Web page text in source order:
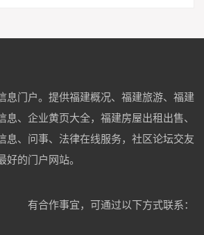
息门户。提供福建概况、福建旅游、福建
息、企业黄页大全，福建房屋出租出售、
息、问事、法律在线服务，社区论坛交友
好的门户网站。
有合作事宜，可通过以下方式联系：